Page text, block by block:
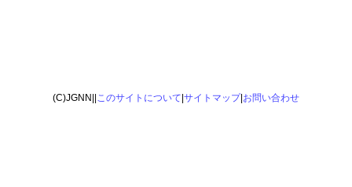
(C)JGNN|| このサイトについて サイトマップ| お問い合わせ